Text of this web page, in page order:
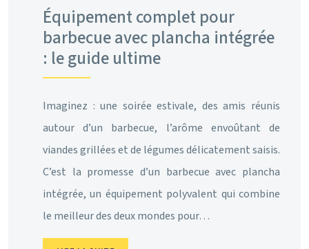
Équipement complet pour
barbecue avec plancha intégrée
: le guide ultime
Imaginez : une soirée estivale, des amis réunis
autour d’un barbecue, l’arôme envoûtant de
viandes grillées et de légumes délicatement saisis.
C’est la promesse d’un barbecue avec plancha
intégrée, un équipement polyvalent qui combine
le meilleur des deux mondes pour…